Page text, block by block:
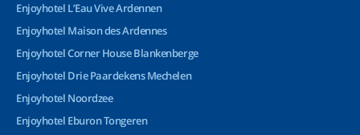
Enjoyhotel L’Eau Vive Ardennen
Enjoyhotel Maison des Ardennes
Enjoyhotel Corner House Blankenberge
Enjoyhotel Drie Paardekens Mechelen
Enjoyhotel Noordzee
Enjoyhotel Eburon Tongeren